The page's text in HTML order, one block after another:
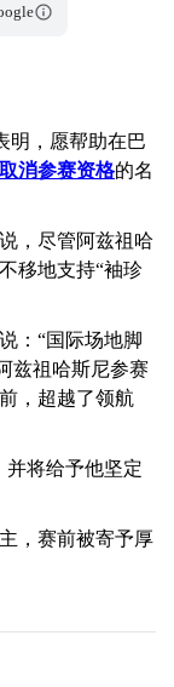
明，愿帮助在巴
消参赛资格的名
，尽管阿兹祖哈
移地支持“袖珍
：“国际场地脚
兹祖哈斯尼参赛
，超越了领航
并将给予他坚定
，赛前被寄予厚